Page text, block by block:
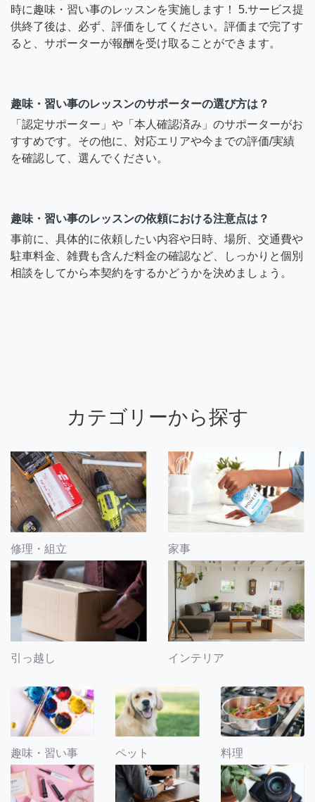
時に趣味・習い事のレッスンを実施します！ 5.サービス提
供終了後は、必ず、評価をしてください。評価まで完了す
ると、サポーターが報酬を受け取ることができます。
趣味・習い事のレッスンのサポーターの選び方は？
「認定サポーター」や「本人確認済み」のサポーターがお
すすめです。その他に、対応エリアや今までの評価/実績
を確認して、選んでください。
趣味・習い事のレッスンの依頼における注意点は？
事前に、具体的に依頼したい内容や日時、場所、交通費や
駐車料金、雑費も含んだ料金の確認など、しっかりと個別
相談をしてから本契約をするかどうかを決めましょう。
カテゴリーから探す
修理・組立 家事
引っ越し インテリア
趣味・習い事 ペット 料理